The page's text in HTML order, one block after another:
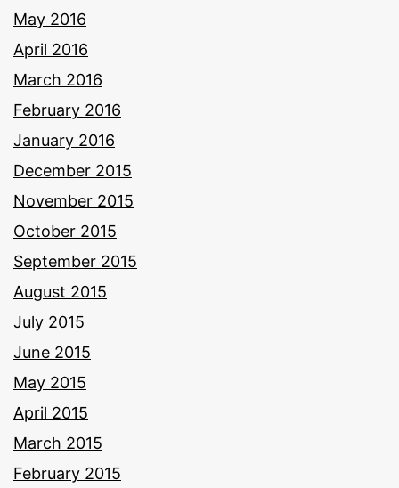
May 2016
April 2016
March 2016
February 2016
January 2016
December 2015
November 2015
October 2015
September 2015
August 2015
July 2015
June 2015
May 2015
April 2015
March 2015
February 2015